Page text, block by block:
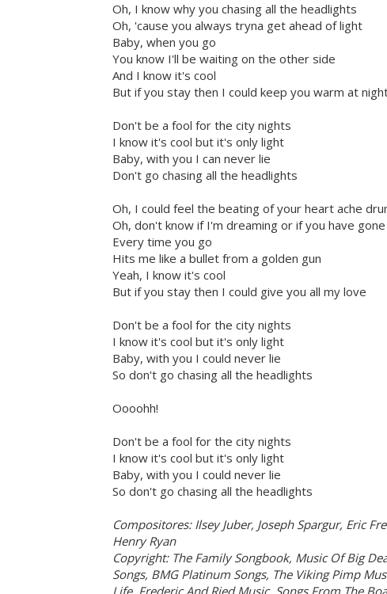
Oh, I know why you chasing all the headlights
Oh, 'cause you always tryna get ahead of light
Baby, when you go
You know I'll be waiting on the other side
And I know it's cool
But if you stay then I could keep you warm at
Don't be a fool for the city nights
I know it's cool but it's only light
Baby, with you I can never lie
Don't go chasing all the headlights
Oh, I could feel the beating of your heart ache
Oh, don't know if I'm dreaming or if you have gone
Every time you go
Hits me like a bullet from a golden gun
Yeah, I know it's cool
But if you stay then I could give you all my love
Don't be a fool for the city nights
I know it's cool but it's only light
Baby, with you I could never lie
So don't go chasing all the headlights
Oooohh!
Don't be a fool for the city nights
I know it's cool but it's only light
Baby, with you I could never lie
So don't go chasing all the headlights
Compositores: Ilsey Juber, Joseph Spargur, Eric
Henry Ryan
Copyright: The Family Songbook, Music Of Big
Songs, BMG Platinum Songs, The Viking Pimp